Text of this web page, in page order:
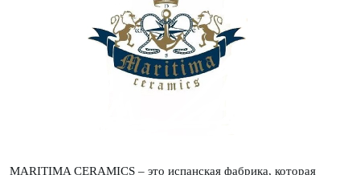
MARITIMA CERAMICS – это испанская фабрика, которая